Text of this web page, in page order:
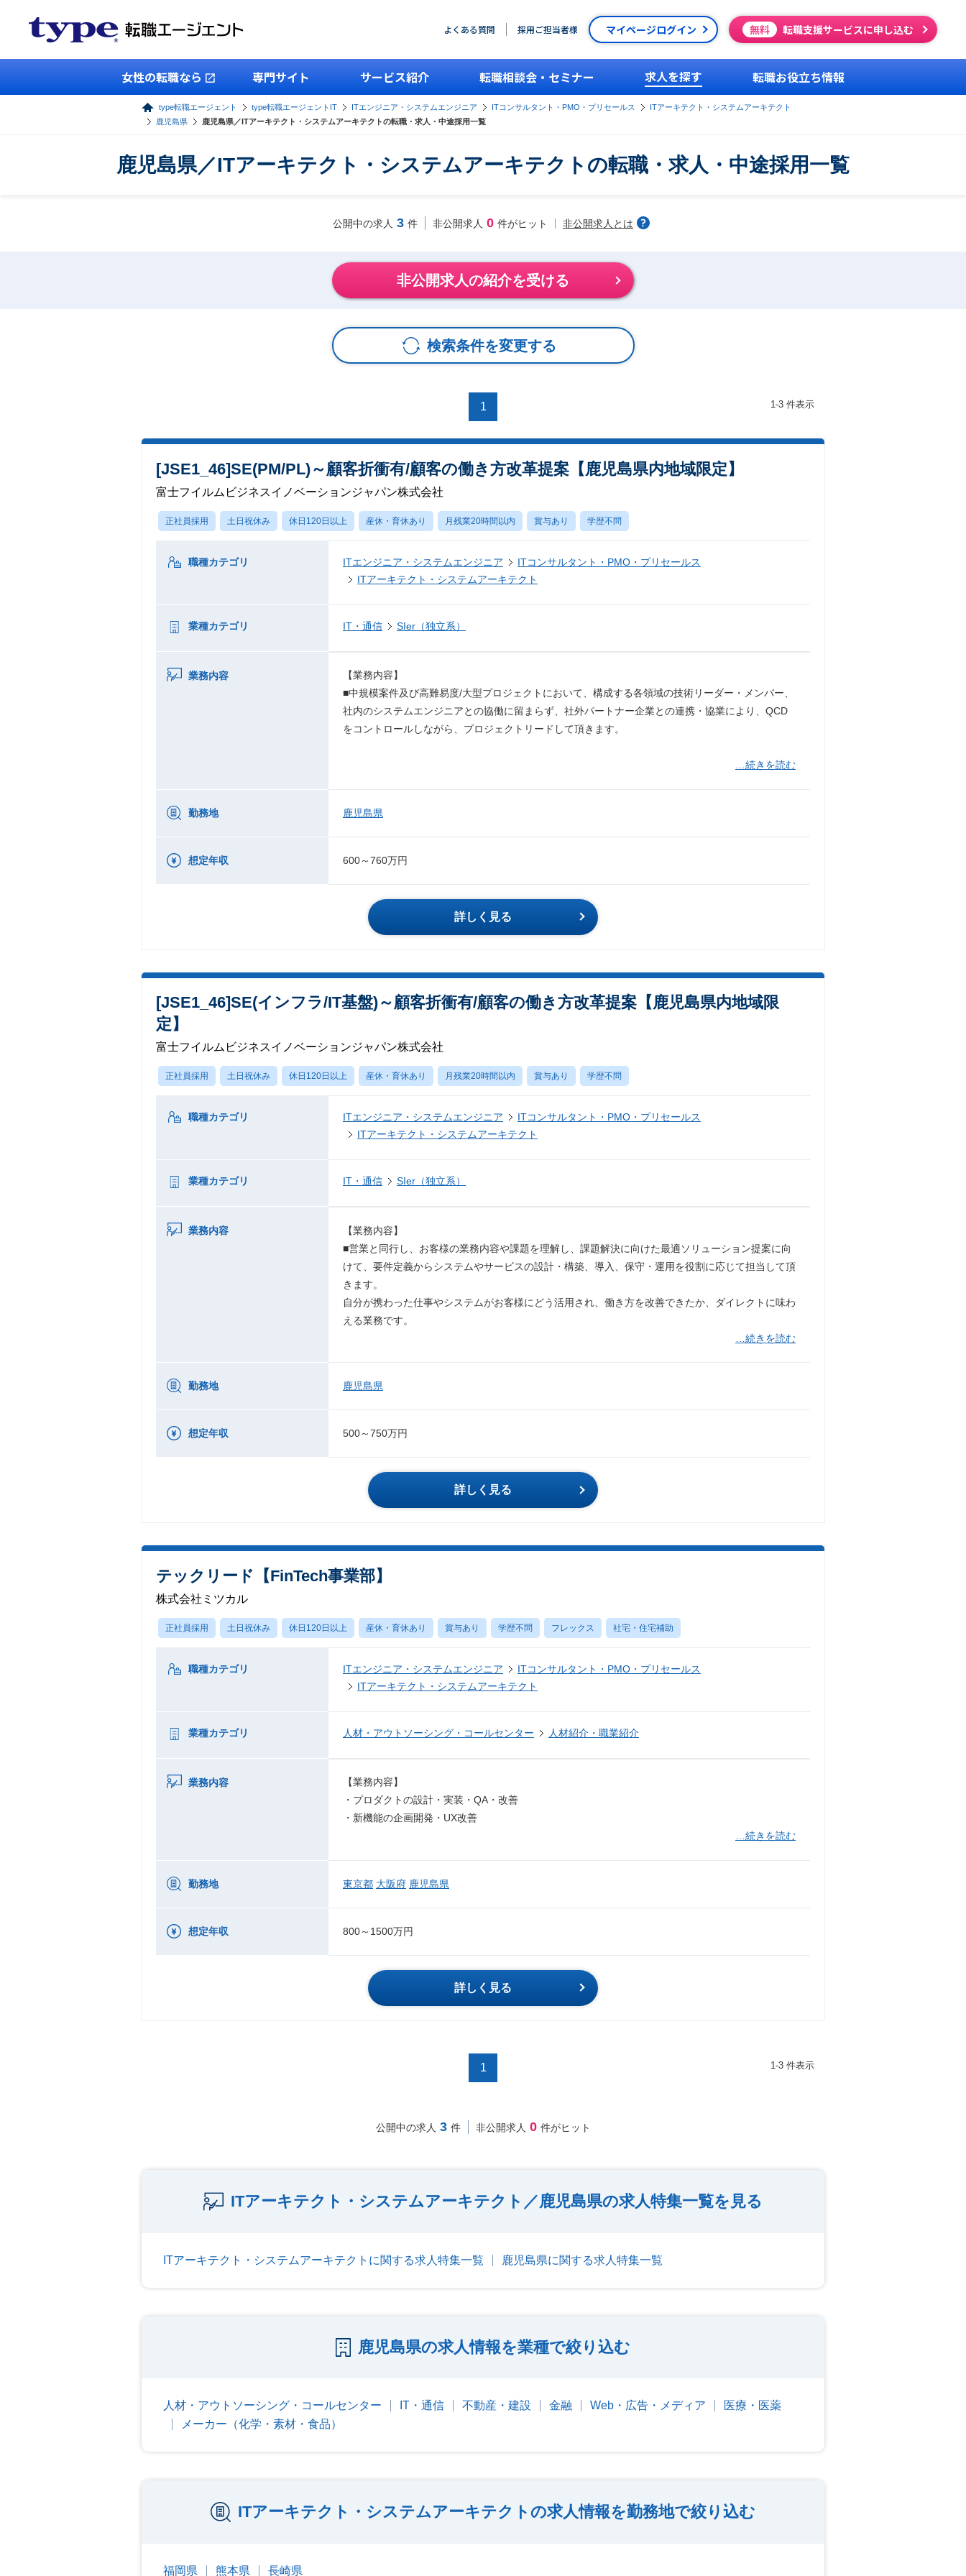
よくある質問 採用ご担当者様 マイページログイン 無料 転職支援サービスに申し込む
女性の転職なら 専門サイト サービス紹介 転職相談会・セミナー 求人を探す 転職お役立ち情報
type転職エージェント type転職エージェントIT ITエンジニア・システムエンジニア ITコンサルタント・PMO・プリセールス
ITアーキテクト・システムアーキテクト
鹿児島県
鹿児島県／ITアーキテクト・システムアーキテクトの転職・求人・中途採用一覧
鹿児島県／ITアーキテクト・システムアーキテクトの転職・求人・中途採用一覧
公開中の求人 3 件 非公開求人 0 件がヒット 非公開求人とは
非公開求人の紹介を受ける
検索条件を変更する
1 1-3 件表示
[JSE1_46]SE(PM/PL)～顧客折衝有/顧客の働き方改革提案【鹿児島県内地域限定】
富士フイルムビジネスイノベーションジャパン株式会社
正社員採用 土日祝休み 休日120日以上 産休・育休あり 月残業20時間以内 賞与あり 学歴不問
職種カテゴリ ITエンジニア・システムエンジニア
ITコンサルタント・PMO・プリセールス
ITアーキテクト・システムアーキテクト
業種カテゴリ IT・通信 SIer（独立系）
業務内容
【業務内容】
■中規模案件及び高難易度/大型プロジェクトにおいて、構成する各領域の技術リーダー・メンバー、
社内のシステムエンジニアとの協働に留まらず、社外パートナー企業との連携・協業により、QCD
をコントロールしながら、プロジェクトリードして頂きます。
…続きを読む
勤務地 鹿児島県
想定年収 600～760万円
詳しく見る
[JSE1_46]SE(インフラ/IT基盤)～顧客折衝有/顧客の働き方改革提案【鹿児島県内地域限
定】
富士フイルムビジネスイノベーションジャパン株式会社
正社員採用 土日祝休み 休日120日以上 産休・育休あり 月残業20時間以内 賞与あり 学歴不問
職種カテゴリ ITエンジニア・システムエンジニア
ITコンサルタント・PMO・プリセールス
ITアーキテクト・システムアーキテクト
業種カテゴリ IT・通信 SIer（独立系）
業務内容
【業務内容】
■営業と同行し、お客様の業務内容や課題を理解し、課題解決に向けた最適ソリューション提案に向
けて、要件定義からシステムやサービスの設計・構築、導入、保守・運用を役割に応じて担当して頂
きます。
自分が携わった仕事やシステムがお客様にどう活用され、働き方を改善できたか、ダイレクトに味わ
える業務です。
…続きを読む
勤務地 鹿児島県
想定年収 500～750万円
詳しく見る
テックリード【FinTech事業部】
株式会社ミツカル
正社員採用 土日祝休み 休日120日以上 産休・育休あり 賞与あり 学歴不問 フレックス 社宅・住宅補助
職種カテゴリ ITエンジニア・システムエンジニア
ITコンサルタント・PMO・プリセールス
ITアーキテクト・システムアーキテクト
業種カテゴリ 人材・アウトソーシング・コールセンター 人材紹介・職業紹介
業務内容
【業務内容】
・プロダクトの設計・実装・QA・改善
・新機能の企画開発・UX改善
…続きを読む
勤務地 東京都 大阪府 鹿児島県
想定年収 800～1500万円
詳しく見る
1 1-3 件表示
公開中の求人 3 件 非公開求人 0 件がヒット
ITアーキテクト・システムアーキテクト／鹿児島県の求人特集一覧を見る
ITアーキテクト・システムアーキテクトに関する求人特集一覧 鹿児島県に関する求人特集一覧
鹿児島県の求人情報を業種で絞り込む
人材・アウトソーシング・コールセンター IT・通信 不動産・建設 金融 Web・広告・メディア
医療・医薬
メーカー（化学・素材・食品）
ITアーキテクト・システムアーキテクトの求人情報を勤務地で絞り込む
福岡県 熊本県 長崎県